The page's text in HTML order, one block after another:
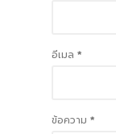
อีเมล *
ข้อความ *